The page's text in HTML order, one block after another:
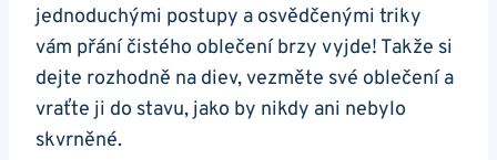
jednoduchými postupy a osvědčenými triky
vám přání čistého oblečení brzy vyjde! Takže si
dejte rozhodně na diev, vezměte své oblečení a
vraťte ji do stavu, jako by nikdy ani nebylo
skvrněné.